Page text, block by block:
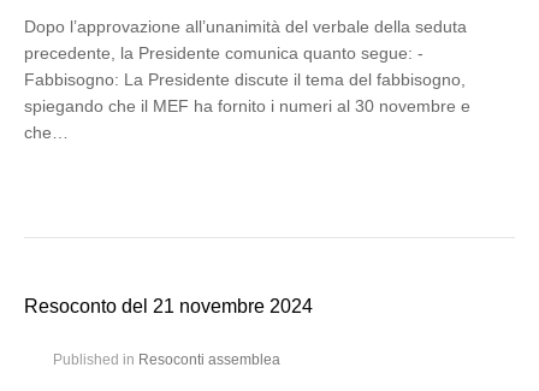
Dopo l’approvazione all’unanimità del verbale della seduta
precedente, la Presidente comunica quanto segue: -
Fabbisogno: La Presidente discute il tema del fabbisogno,
spiegando che il MEF ha fornito i numeri al 30 novembre e
che…
Resoconto del 21 novembre 2024
Published in Resoconti assemblea